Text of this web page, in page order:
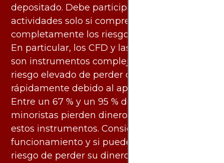
depositado. Debe participar en estas
actividades solo si comprende
completamente los riesgos asociados.
En particular, los CFD y las criptomonedas
son instrumentos complejos y conllevan un
riesgo elevado de perder dinero
rápidamente debido al apalancamiento.
Entre un 67 % y un 95 % de los inversores
minoristas pierden dinero al negociar con
estos instrumentos. Considere si entiende su
funcionamiento y si puede asumir el alto
riesgo de perder su dinero.